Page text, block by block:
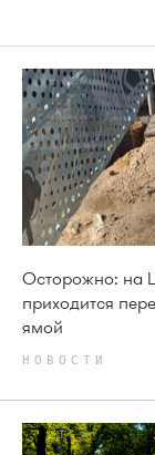
Осторожно: на
приходится
ямой
НОВОСТИ